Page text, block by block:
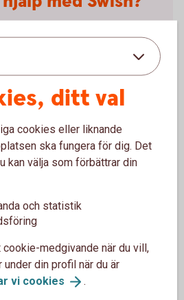
12
för Swish.
ditt val
cookies eller liknande
ska fungera för dig. Det
kan välja som förbättrar din
och statistik
medgivande när du vill,
din profil när du är
vi cookies .